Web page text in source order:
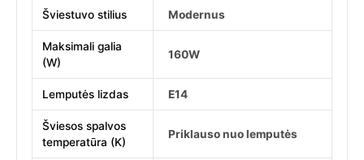
Šviestuvo stilius Modernus
Maksimali galia
(W)
160W
Lemputės lizdas E14
Šviesos spalvos
temperatūra (K)
Priklauso nuo lemputės